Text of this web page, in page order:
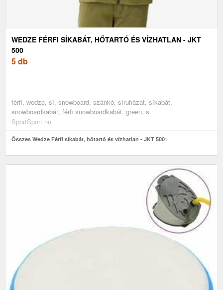
WEDZE FÉRFI SÍKABÁT, HŐTARTÓ ÉS VÍZHATLAN - JKT
500
5 db
férfi, wedze, sí, snowboard, szánkó, síruházat, síkabát,
snowboardkabát, férfi snowboardkabát, green, s.
SportSport.hu
Összes Wedze Férfi síkabát, hőtartó és vízhatlan - JKT 500